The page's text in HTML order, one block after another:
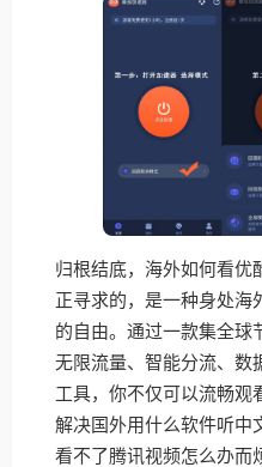
归根结底，海外如何看优
正寻求的，是一种身处海
的自由。通过一款集全球
无限流量、智能分流、数
工具，你不仅可以流畅观
解决国外用什么软件听中
看不了腾讯视频怎么办而